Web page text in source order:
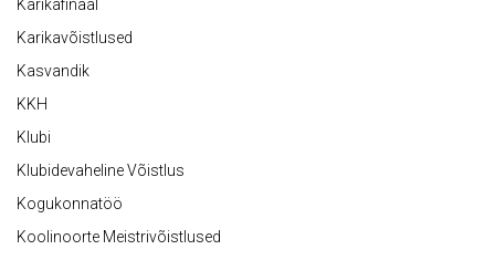
Karikafinaal
Karikavõistlused
Kasvandik
KKH
Klubi
Klubidevaheline Võistlus
Kogukonnatöö
Koolinoorte Meistrivõistlused